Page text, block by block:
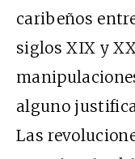
caribeños
siglos XIX y
alguno
Las